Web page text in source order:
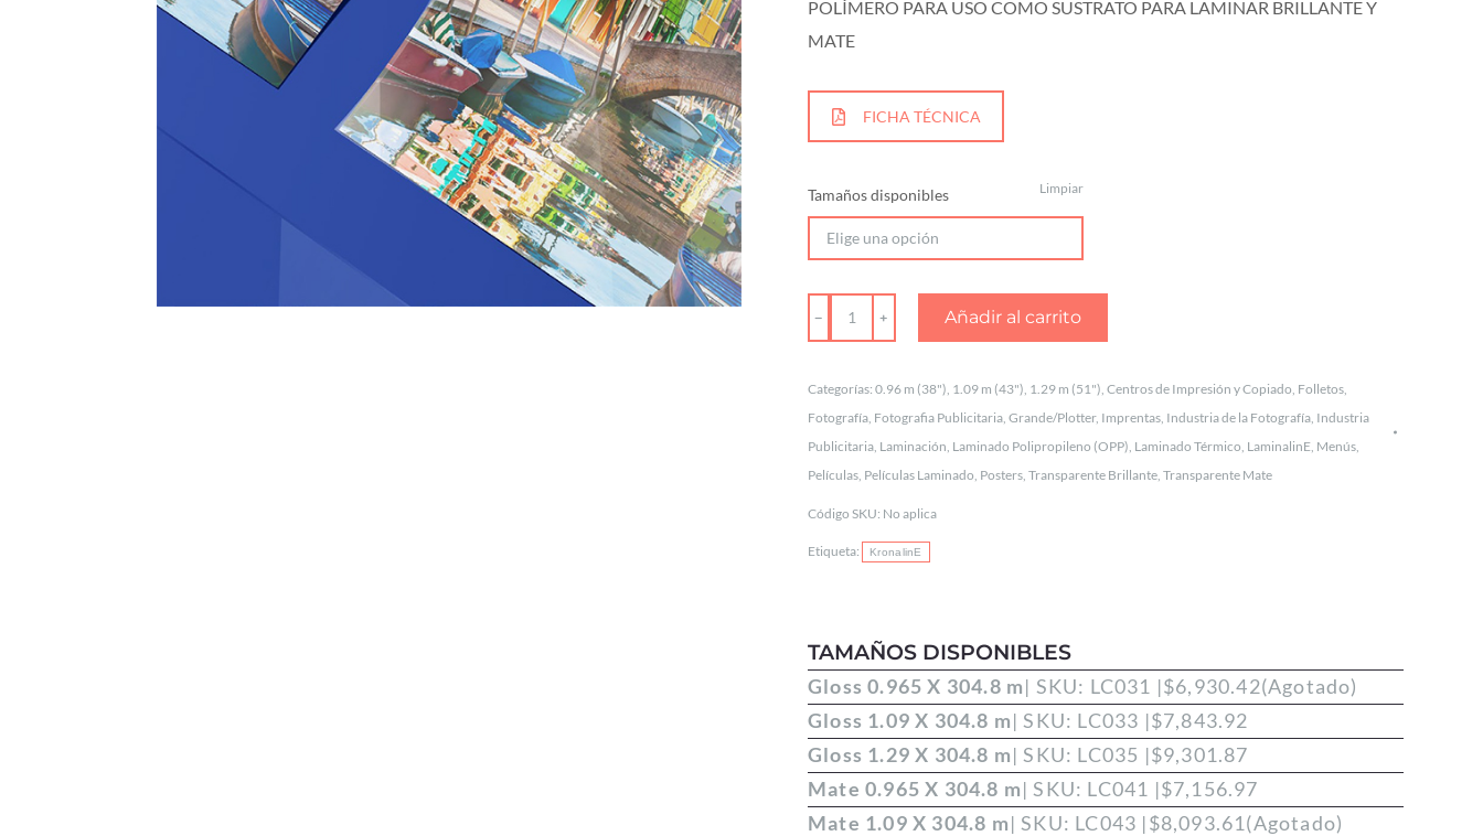
POLÍMERO PARA USO COMO SUSTRATO PARA LAMINAR BRILLANTE Y
MATE
FICHA TÉCNICA
Tamaños disponibles Limpiar
PELÍCULAS
DE
PARA
LAMINADO
TÉRMICO
cantidad
Añadir al carrito
Categorías: 0.96 m (38"), 1.09 m (43"), 1.29 m (51"), Centros de Impresión y Copiado, Folletos,
Fotografía, Fotografia Publicitaria, Grande/Plotter, Imprentas, Industria de la Fotografía, Industria
Publicitaria, Laminación, Laminado Polipropileno (OPP), Laminado Térmico, LaminalinE, Menús,
Películas, Películas Laminado, Posters, Transparente Brillante, Transparente Mate
Código SKU: No aplica
Etiqueta: KronalinE
TAMAÑOS DISPONIBLES
Gloss 0.965 X 304.8 m| SKU: LC031 |$6,930.42(Agotado)
Gloss 1.09 X 304.8 m| SKU: LC033 |$7,843.92
Gloss 1.29 X 304.8 m| SKU: LC035 |$9,301.87
Mate 0.965 X 304.8 m| SKU: LC041 |$7,156.97
Mate 1.09 X 304.8 m| SKU: LC043 |$8,093.61 (Agotado)